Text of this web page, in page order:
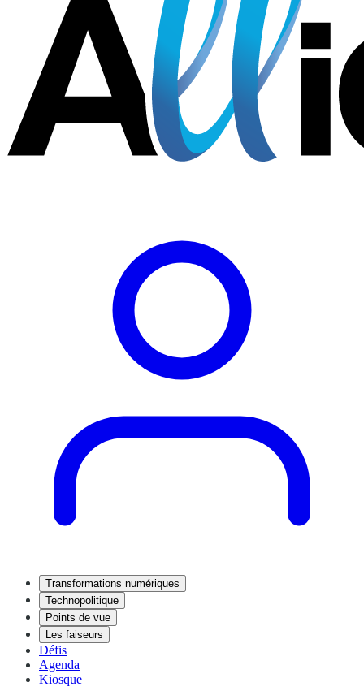
Transformations numériques
Technopolitique
Points de vue
Les faiseurs
Défis
Agenda
Kiosque